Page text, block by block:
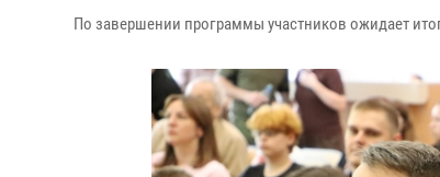
По завершении программы участников ожидает